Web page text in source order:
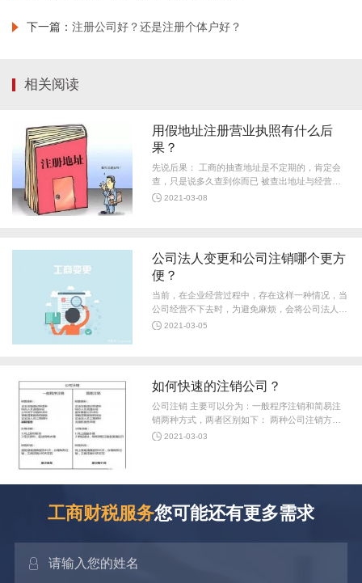
下一篇： 注册公司好？还是注册个体户好？
相关阅读
用假地址注册营业执照有什么后
果？
先说后果： 工商的抽查地址是不定期的，肯定会
查，只是说多久查到你而已 被查出地址与经营地
址不符，变更地址就没事了 工商部门不会平白找
2021-03-08
公司法人变更和公司注销哪个更方
便？
当前，在企业经营过程中，存在这样一种情况，当
公司经营不下去时，为避免麻烦，会将公司法人变
更为其他人，以免去公司注销的繁琐程序。那么，
2021-03-05
如何快速的注销公司？
公司注销 主要可以分为：一般程序注销和简易注
销两种方式，两者区别如下： 两种公司注销方式
比较 1.耗时。一般程序注销需要先前往税务部门注
2021-03-03
工商财税服务您可能还有更多需求